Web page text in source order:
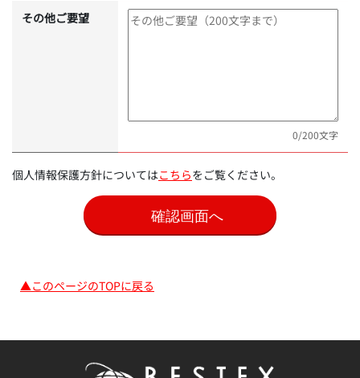
その他ご要望
0/200文字
個人情報保護方針についてはこちらをご覧ください。
▲このページのTOPに戻る